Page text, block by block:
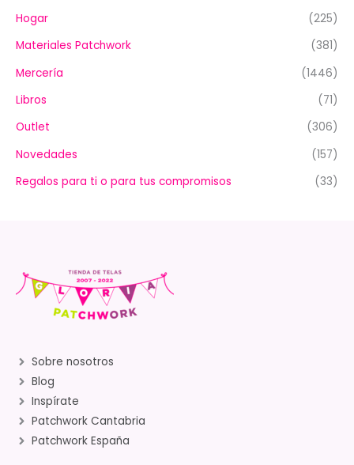
Hogar
(225)
Materiales Patchwork
(381)
Mercería
(1446)
Libros
(71)
Outlet
(306)
Novedades
(157)
Regalos para ti o para tus compromisos
(33)
Sobre nosotros
Blog
Inspírate
Patchwork Cantabria
Patchwork España